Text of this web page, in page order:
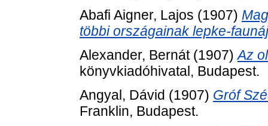
Abafi Aigner, Lajos (1907)
többi országainak lepke-
Alexander, Bernát(1907)Az
könyvkiadóhivatal, Budapest.
Angyal, Dávid (1907) Gróf
Franklin, Budapest.